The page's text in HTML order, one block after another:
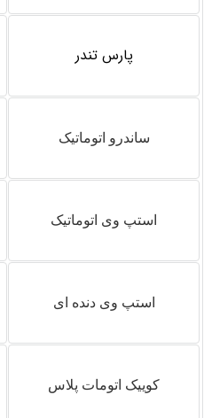
پارس تندر
ساندرو اتوماتیک
استپ وی اتوماتیک
استپ وی دنده ای
کوییک اتومات پلاس